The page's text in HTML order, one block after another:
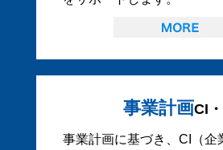
事業計画CI
事業計画に基づき、CI（企